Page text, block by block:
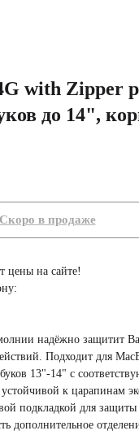
with Zipper
до 14",
цены на сайте!
надёжно защитит
Подходит для
13"-14" с
к царапинам
подкладкой для
дополнительное